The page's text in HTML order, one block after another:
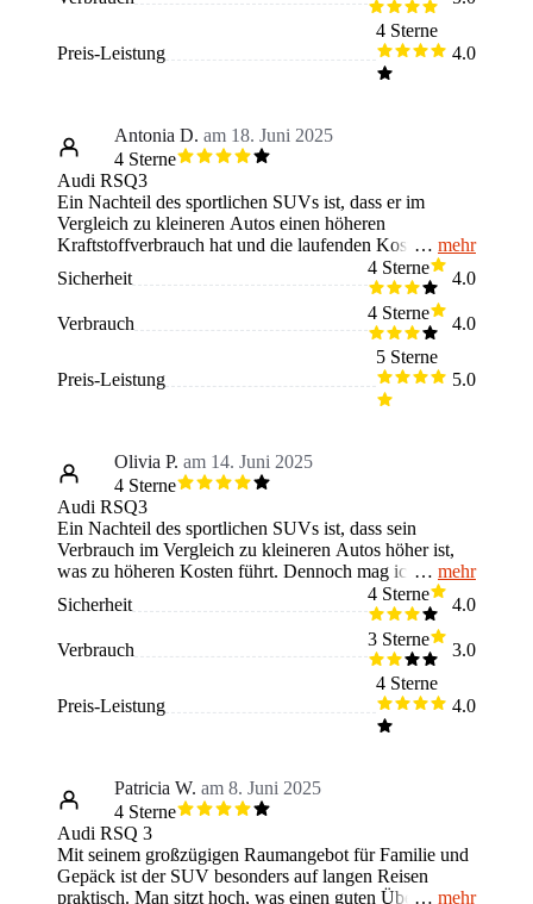
in der Stadt bewegt oder längere Strecken fährt,
vermittelt das Auto beim Fahren ein ruhiges und
sicheres Gefühl. Die zahlreichen Fächer zum Verstauen
sind besonders praktisch. Es ist jedoch zu beachten,
Preis-Leistung
4 Sterne
4.0
Antonia D. am 18. Juni 2025
4 Sterne
Audi RSQ3
Ein Nachteil des sportlichen SUVs ist, dass er im
Vergleich zu kleineren Autos einen höheren
Kraftstoffverbrauch hat und die laufenden Kosten
etwas höher sind. Trotzdem bin ich sehr zufrieden, da
das Auto viel Fahrspaß bietet und gleichzeitig
alltagsgeeignet ist. Die Beschleunigung erfolgt zügig,
das Fahrverhalten ist zuverlässig und auch in Kurven
bleibt er stabil auf der Straße. Der Innenraum bietet
reichlich Platz, sowohl für Passagiere als auch für
Gepäck. Die Sitze bieten einen guten Überblick
mehr
Sicherheit
4 Sterne
4.0
Verbrauch
4 Sterne
4.0
Preis-Leistung
5 Sterne
5.0
Olivia P. am 14. Juni 2025
4 Sterne
Audi RSQ3
Ein Nachteil des sportlichen SUVs ist, dass sein
Verbrauch im Vergleich zu kleineren Autos höher ist,
was zu höheren Kosten führt. Dennoch mag ich das
Auto sehr, da es sportlich aussieht und sich auch so
fährt. Der Wagen liegt sicher auf der Straße und bietet
viel Komfort, auch bei längeren Fahrten. Es gibt viel
Platz für Passagiere und Gepäck, was im Alltag
praktisch ist. Die Technik ist zeitgemäß und
benutzerfreundlich. Die hohe Sitzposition, die eine gute
Übersicht ermöglicht, gefällt mir besonders gut.
mehr
Sicherheit
4 Sterne
4.0
Verbrauch
3 Sterne
3.0
Preis-Leistung
4 Sterne
4.0
Patricia W. am 8. Juni 2025
4 Sterne
Audi RSQ 3
Mit seinem großzügigen Raumangebot für Familie und
Gepäck ist der SUV besonders auf langen Reisen
praktisch. Man sitzt hoch, was einen guten Überblickmehr